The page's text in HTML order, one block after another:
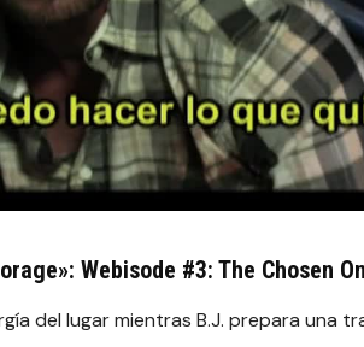
Webisode #3: The Chosen
del lugar mientras B.J. prepara una